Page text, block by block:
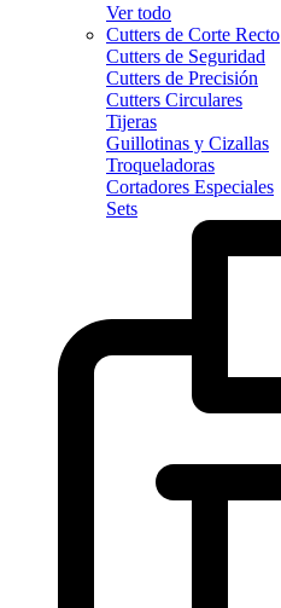
Ver todo
Cutters de Corte Recto
Cutters de Seguridad
Cutters de Precisión
Cutters Circulares
Tijeras
Guillotinas y Cizallas
Troqueladoras
Cortadores Especiales
Sets